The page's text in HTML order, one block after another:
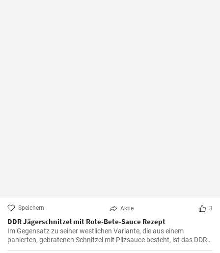
Speichern Aktie 3
DDR Jägerschnitzel mit Rote-Bete-Sauce Rezept
Im Gegensatz zu seiner westlichen Variante, die aus einem
panierten, gebratenen Schnitzel mit Pilzsauce besteht, ist das DDR-
Jägerschnitzel ein paniertes Jagdwurstschnitzel mit